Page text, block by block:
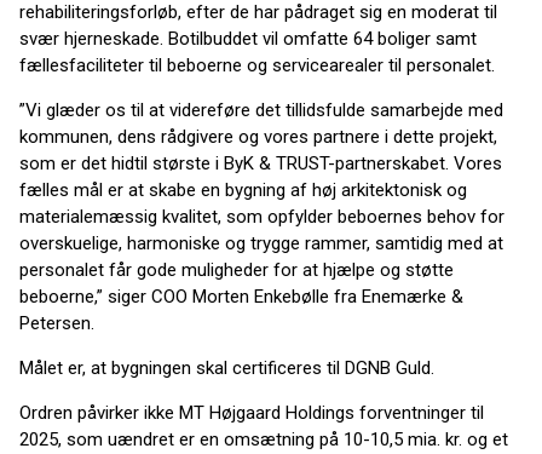
rehabiliteringsforløb, efter de har pådraget sig en moderat til
svær hjerneskade. Botilbuddet vil omfatte 64 boliger samt
fællesfaciliteter til beboerne og servicearealer til personalet.
”Vi glæder os til at videreføre det tillidsfulde samarbejde med
kommunen, dens rådgivere og vores partnere i dette projekt,
som er det hidtil største i ByK & TRUST-partnerskabet. Vores
fælles mål er at skabe en bygning af høj arkitektonisk og
materialemæssig kvalitet, som opfylder beboernes behov for
overskuelige, harmoniske og trygge rammer, samtidig med at
personalet får gode muligheder for at hjælpe og støtte
beboerne,” siger COO Morten Enkebølle fra Enemærke &
Petersen.
Målet er, at bygningen skal certificeres til DGNB Guld.
Ordren påvirker ikke MT Højgaard Holdings forventninger til
2025, som uændret er en omsætning på 10-10,5 mia. kr. og et